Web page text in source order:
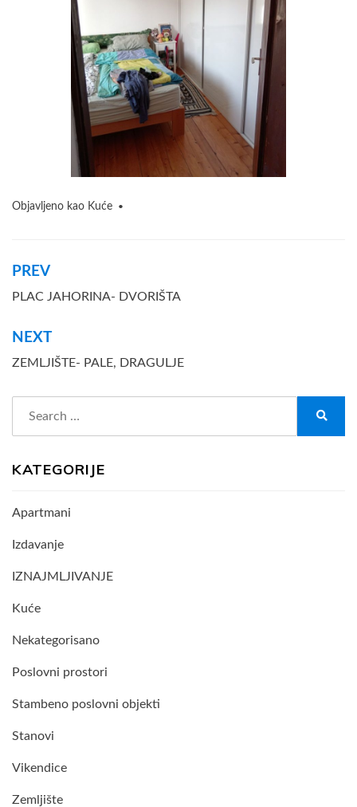
Objavljeno kao Kuće
Navigacija
članaka
PREV
PLAC JAHORINA- DVORIŠTA
NEXT
ZEMLJIŠTE- PALE, DRAGULJE
KATEGORIJE
Apartmani
Izdavanje
IZNAJMLJIVANJE
Kuće
Nekategorisano
Poslovni prostori
Stambeno poslovni objekti
Stanovi
Vikendice
Zemljište